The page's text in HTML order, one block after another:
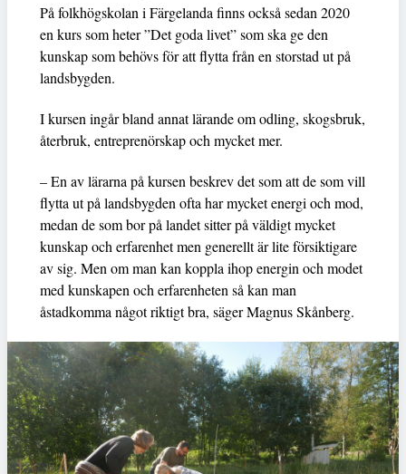
På folkhögskolan i Färgelanda finns också sedan 2020
en kurs som heter ”Det goda livet” som ska ge den
kunskap som behövs för att flytta från en storstad ut på
landsbygden.
I kursen ingår bland annat lärande om odling, skogsbruk,
återbruk, entreprenörskap och mycket mer.
– En av lärarna på kursen beskrev det som att de som vill
flytta ut på landsbygden ofta har mycket energi och mod,
medan de som bor på landet sitter på väldigt mycket
kunskap och erfarenhet men generellt är lite försiktigare
av sig. Men om man kan koppla ihop energin och modet
med kunskapen och erfarenheten så kan man
åstadkomma något riktigt bra, säger Magnus Skånberg.